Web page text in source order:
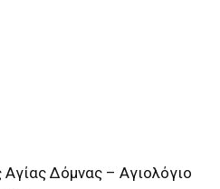
Αγίας Δόμνας – Αγιολόγιο